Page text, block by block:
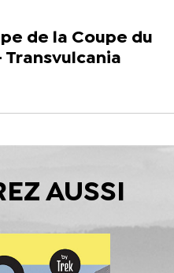
de la Coupe du
Transvulcania
AUSSI